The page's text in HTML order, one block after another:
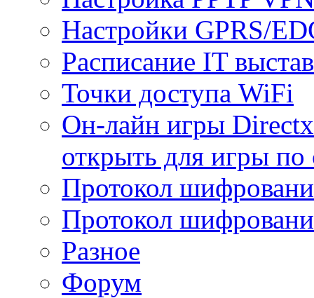
Настройки GPRS/
Расписание IT
Точки доступа WiFi
Он-лайн игры
открыть для игры по
Протокол
Протокол
Разное
Форум